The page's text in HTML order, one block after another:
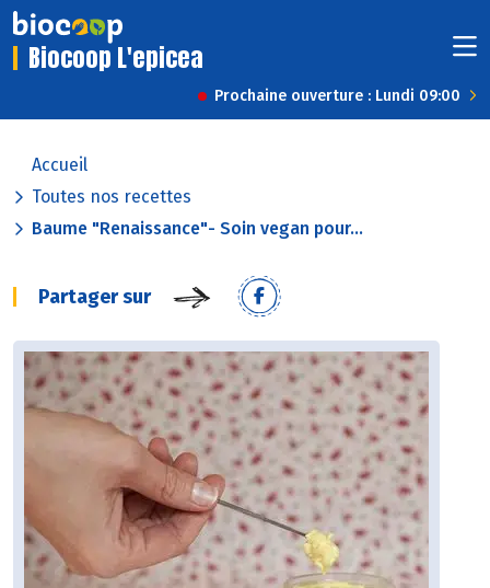
Biocoop L'epicea
Prochaine ouverture : Lundi 09:00
Accueil
Toutes nos recettes
Baume "Renaissance"- Soin vegan pour...
Partager sur